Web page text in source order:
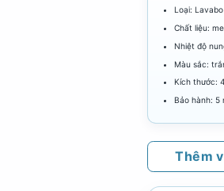
Loại:
Chất liệu:
Nhiệt độ
Màu sắc:
Kích thước:
Bảo hành: 5
Thêm